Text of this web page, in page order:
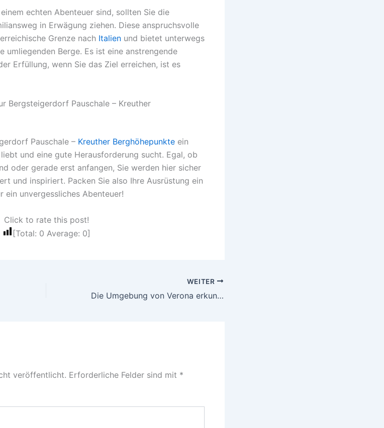
echten Abenteuer sind, sollten Sie die
in Erwägung ziehen. Diese anspruchsvolle
Grenze nach Italien und bietet unterwegs
umliegenden Berge. Es ist eine anstrengende
Erfüllung, wenn Sie das Ziel erreichen, ist es
Bergsteigerdorf Pauschale – Kreuther
Pauschale – Kreuther Berghöhepunkte ein
und eine gute Herausforderung sucht. Egal, ob
oder gerade erst anfangen, Sie werden hier sicher
und inspiriert. Packen Sie also Ihre Ausrüstung ein
ein unvergessliches Abenteuer!
Click to rate this post!
[Total: 0 Average: 0]
WEITER
Die Umgebung von Verona erkunden: Ein Leitfaden für die besten Tagesausflüge
veröffentlicht. Erforderliche Felder sind mit *